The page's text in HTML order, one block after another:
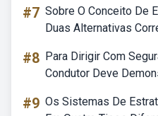
#7 Sobre O Conceito De
Duas Alternativas
#8 Para Dirigir Com
Condutor Deve
#9 Os Sistemas De